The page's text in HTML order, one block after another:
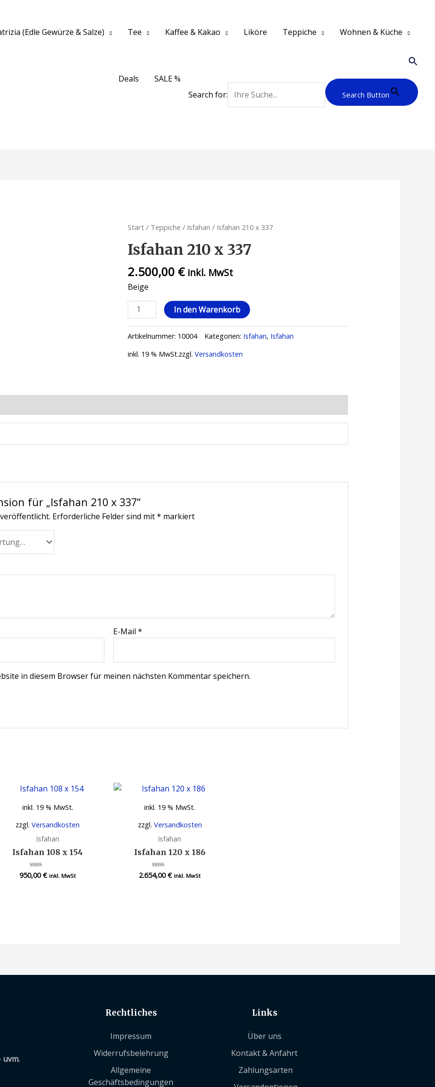
(Edle Gewürze & Salze) Tee Kaffee & Kakao Liköre Teppiche Wohnen & Küche
Deals
SALE %
Search for:
Search Button
Start / Teppiche / Isfahan / Isfahan 210 x 337
Isfahan 210 x 337
2.500,00 € inkl. MwSt
Beige
In den Warenkorb
Artikelnummer: 10004 Kategorien: Isfahan, Isfahan
inkl. 19 % MwSt.zzgl.Versandkosten
für „Isfahan 210 x 337“
Erforderliche Felder sind mit* markiert
E-Mail*
in diesem Browser für meinen nächsten Kommentar speichern.
inkl. 19 % MwSt.
zzgl.Versandkosten
Isfahan
Isfahan 108 x 154
Bewertet
mit
950,00€ inkl. MwSt
inkl. 19 % MwSt.
zzgl. Versandkosten
Isfahan
Isfahan 120 x 186
Bewertet
mit
2.654,00€ inkl. MwSt
uvm.
Rechtliches
Impressum
Widerrufsbelehrung
Allgemeine
Geschäftsbedingungen
Links
Über uns
Kontakt & Anfahrt
Zahlungsarten